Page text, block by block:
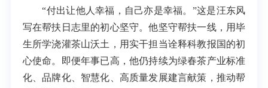
“付出让他人幸福，自己亦是幸福。”这是汪东风
写在帮扶日志里的初心坚守。他坚守帮扶一线，用毕
生所学浇灌茶山沃土，用实干担当诠释科教报国的初
心使命。即便年事已高，他仍持续为绿春茶产业标准
化、品牌化、智慧化、高质量发展建言献策，推动帮